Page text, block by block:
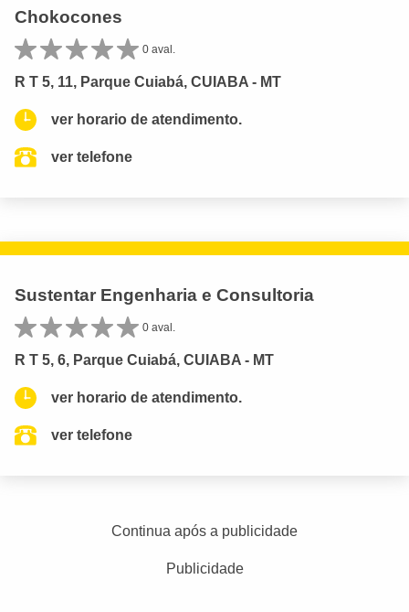
Chokocones
0 aval.
R T 5, 11, Parque Cuiabá, CUIABA - MT
ver horario de atendimento.
ver telefone
Sustentar Engenharia e Consultoria
0 aval.
R T 5, 6, Parque Cuiabá, CUIABA - MT
ver horario de atendimento.
ver telefone
Continua após a publicidade
Publicidade